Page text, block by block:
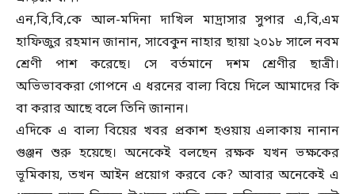
এন,বি,বি,কে আল-মদিনা দাখিল মাদ্রাসার সুপার এ,বি,এম
হাফিজুর রহমান জানান, সাবেকুন নাহার ছায়া ২০১৮ সালে নবম
শ্রেণী পাশ করেছে। সে বর্তমানে দশম শ্রেণীর ছাত্রী।
অভিভাবকরা গোপনে এ ধরনের বাল্য বিয়ে দিলে আমাদের কি
বা করার আছে বলে তিনি জানান।
এদিকে এ বাল্য বিয়ের খবর প্রকাশ হওয়ায় এলাকায় নানান
গুঞ্জন শুরু হয়েছে। অনেকেই বলছেন রক্ষক যখন ভক্ষকের
ভূমিকায়, তখন আইন প্রয়োগ করবে কে? আবার অনেকেই এ